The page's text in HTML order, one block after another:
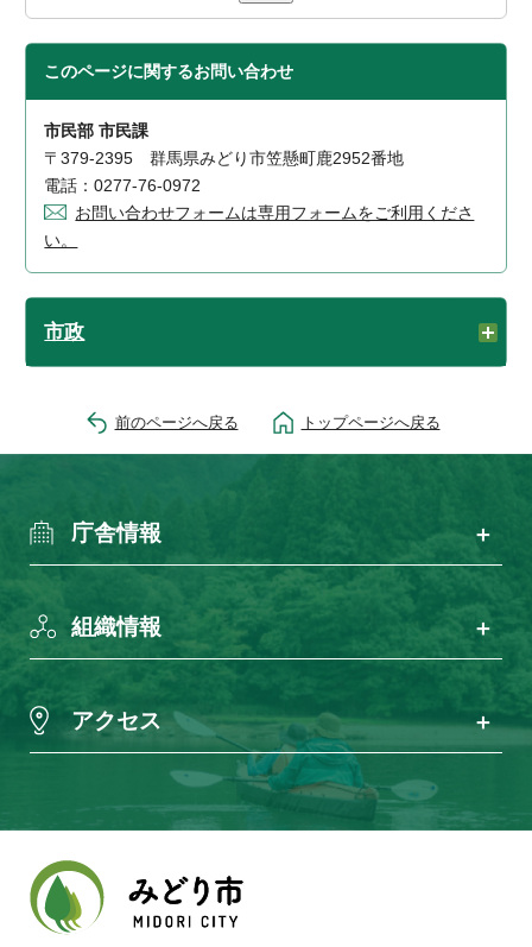
このページに関するお問い合わせ
市民部 市民課
〒379-2395 群馬県みどり市笠懸町鹿2952番地
電話：0277-76-0972
お問い合わせフォームは専用フォームをご利用くださ
い。
市政
前のページへ戻る トップページへ戻る
庁舎情報
組織情報
アクセス